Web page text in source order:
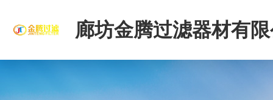
廊坊金腾过滤器材有